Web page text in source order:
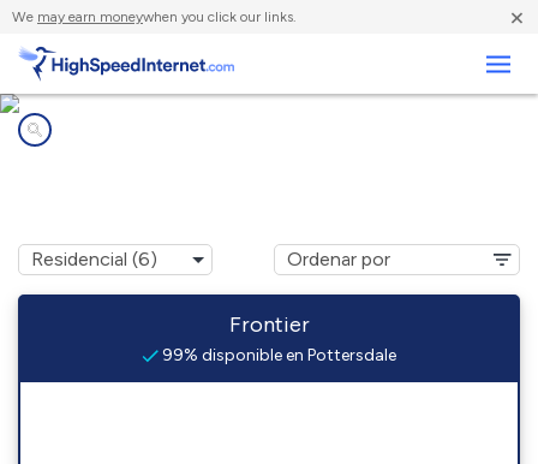
We may earn moneywhen you click our links. ×
Frontier
99% disponible en Pottersdale